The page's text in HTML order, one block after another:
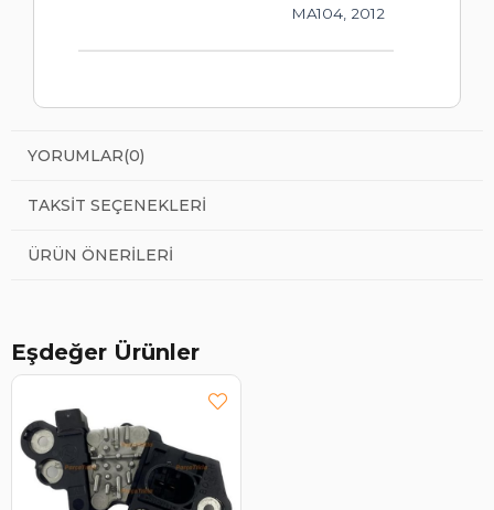
MA104, 2012
YORUMLAR(0)
TAKSIT SEÇENEKLERI
ÜRÜN ÖNERILERI
Eşdeğer Ürünler